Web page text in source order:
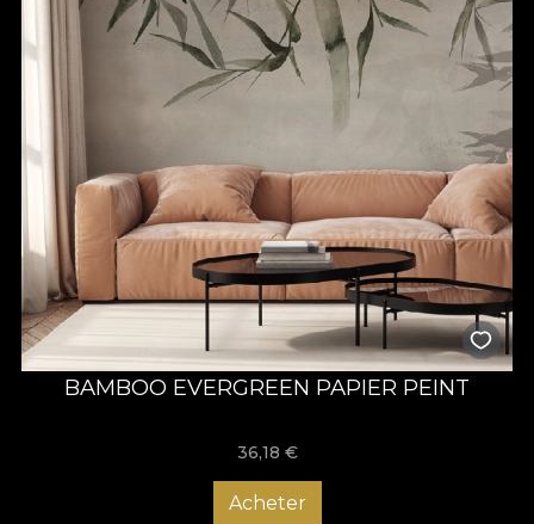
BAMBOO EVERGREEN PAPIER PEINT
36,18 €
Acheter